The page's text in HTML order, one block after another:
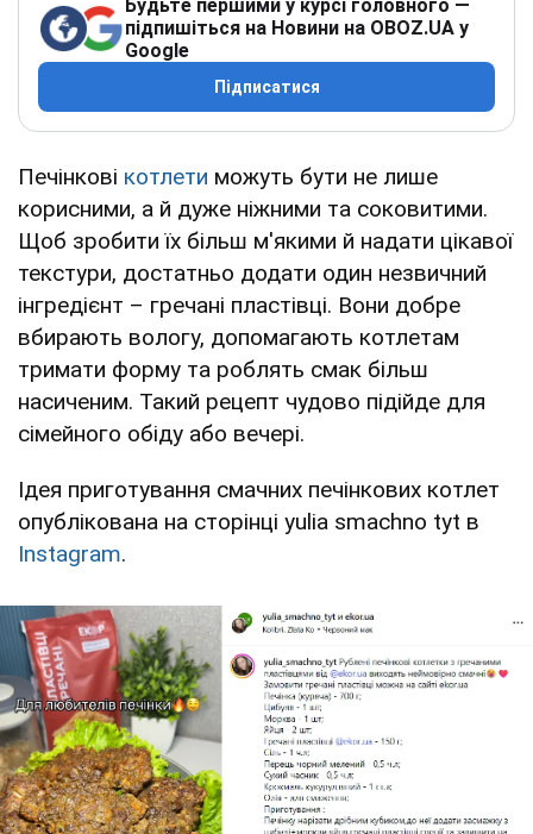
Будьте першими у курсі головного —
підпишіться на Новини на OBOZ.UA у
Google
Підписатися
Печінкові котлети можуть бути не лише
корисними, а й дуже ніжними та соковитими.
Щоб зробити їх більш м'якими й надати цікавої
текстури, достатньо додати один незвичний
інгредієнт – гречані пластівці. Вони добре
вбирають вологу, допомагають котлетам
тримати форму та роблять смак більш
насиченим. Такий рецепт чудово підійде для
сімейного обіду або вечері.
Ідея приготування смачних печінкових котлет
опублікована на сторінці yulia smachno tyt в
Instagram.